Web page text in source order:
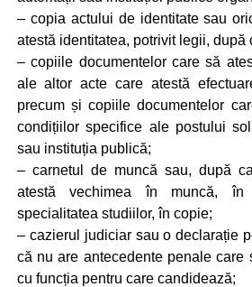
– copia actului de identitate sau
atestă identitatea, potrivit legii, după
– copiile documentelor care să
ale altor acte care atestă
precum și copiile documentelor
condițiilor specifice ale postului
sau instituția publică;
– carnetul de muncă sau, după
atestă vechimea în muncă,
specialitatea studiilor, în copie;
– cazierul judiciar sau o declarație
că nu are antecedente penale care
cu funcția pentru care candidează;